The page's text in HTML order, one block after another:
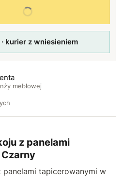
wszystkie opcje
kurier z wniesieniem
meblowej
z panelami
tapicerowanymi w